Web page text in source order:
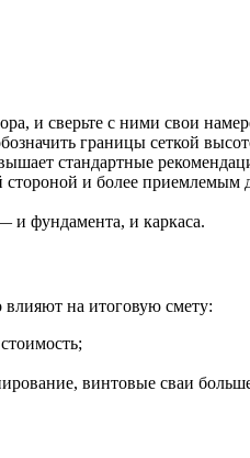
и сверьте с ними свои
границы сеткой
стандартные
и более приемлемым
и фундамента, и каркаса.
влияют на итоговую смету:
винтовые сваи